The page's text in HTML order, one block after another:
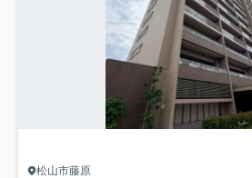
松山市藤原